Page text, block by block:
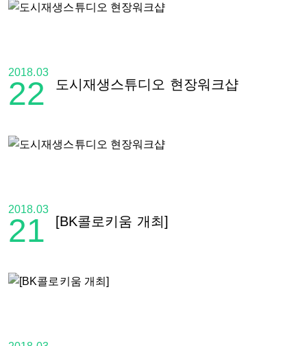
2018.03
22 도시재생스튜디오 현장워크샵
2018.03
21 [BK콜로키움 개최]